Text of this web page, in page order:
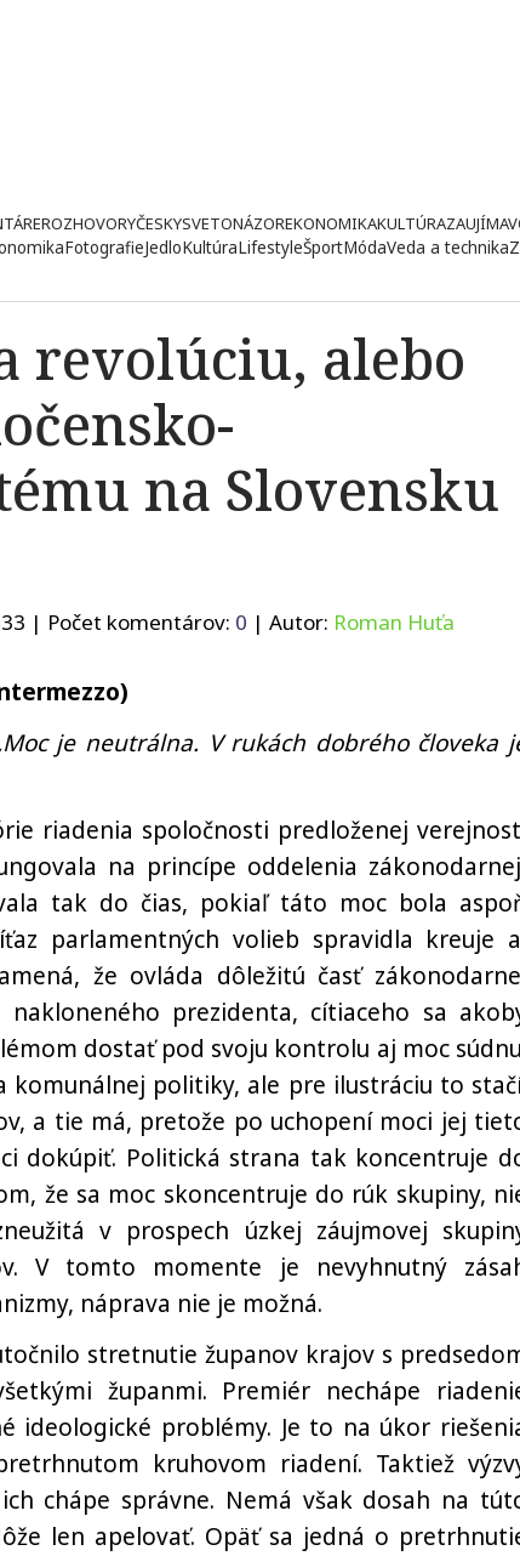
ROZHOVORYČESKYSVETONÁZOREKONOMIKAKULTÚRA
FotografieJedloKultúraLifestyleŠportMódaVeda a technika
revolúciu, alebo
na Slovensku
| Počet komentárov: 0 | Autor: Roman Huťa
je neutrálna. V rukách dobrého človeka
riadenia spoločnosti predloženej
na princípe oddelenia
tak do čias, pokiaľ táto moc bola
parlamentných volieb spravidla kreuje
že ovláda dôležitú časť
prezidenta, cítiaceho sa
dostať pod svoju kontrolu aj moc
politiky, ale pre ilustráciu to
a tie má, pretože po uchopení moci jej
dokúpiť. Politická strana tak koncentruje
že sa moc skoncentruje do rúk skupiny,
v prospech úzkej záujmovej
V tomto momente je nevyhnutný
náprava nie je možná.
stretnutie županov krajov s
županmi. Premiér nechápe
ideologické problémy. Je to na úkor
kruhovom riadení. Taktiež
chápe správne. Nemá však dosah na
len apelovať. Opäť sa jedná o